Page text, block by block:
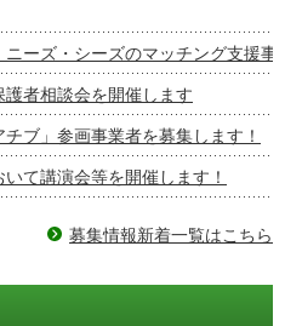
ーズ・シーズのマッチング支援事
者相談会を開催します
ブ」参画事業者を募集します！
て講演会等を開催します！
募集情報新着一覧はこちら